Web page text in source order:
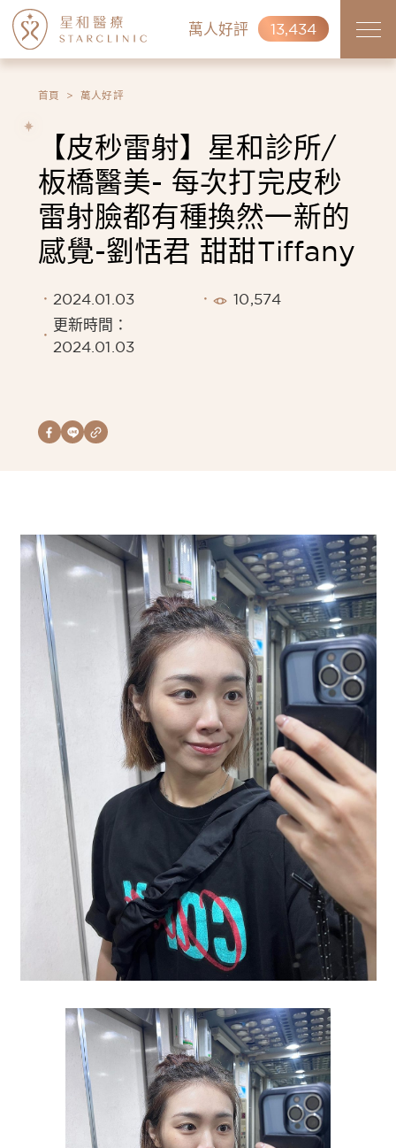
萬人好評 13,434
首頁 萬人好評
【皮秒雷射】星和診所/
板橋醫美- 每次打完皮秒
雷射臉都有種換然一新的
感覺-劉恬君 甜甜Tiffany
2024.01.03
10,574
更新時間：
2024.01.03